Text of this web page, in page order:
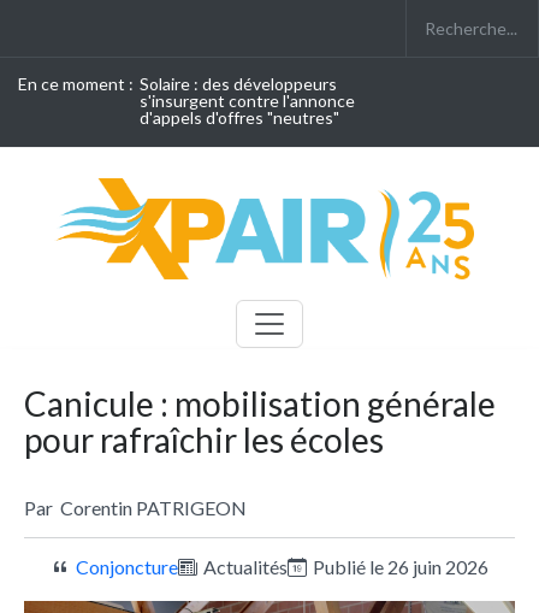
En ce moment : Solaire : des développeurs
s'insurgent contre l'annonce
d'appels d'offres "neutres"
Canicule : mobilisation générale
pour rafraîchir les écoles
Par Corentin PATRIGEON
Conjoncture Actualités Publié le 26 juin 2026